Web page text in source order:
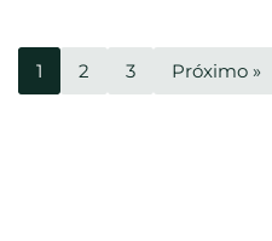
1 2 3 Próximo »